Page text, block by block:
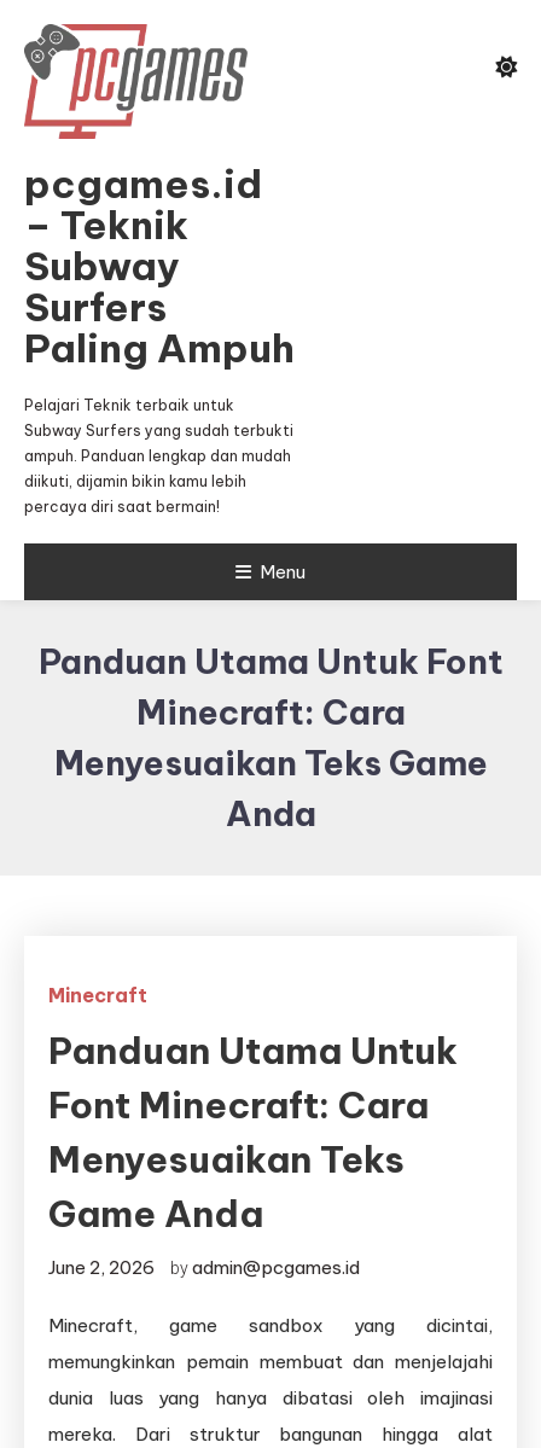
Content
pcgames.id
– Teknik
Subway
Surfers
Paling Ampuh
Pelajari Teknik terbaik untuk
Subway Surfers yang sudah terbukti
ampuh. Panduan lengkap dan mudah
diikuti, dijamin bikin kamu lebih
percaya diri saat bermain!
Menu
Panduan Utama Untuk Font
Minecraft: Cara
Menyesuaikan Teks Game
Anda
Minecraft
Panduan Utama Untuk
Font Minecraft: Cara
Menyesuaikan Teks
Game Anda
June 2, 2026 byadmin@pcgames.id
Minecraft, game sandbox yang dicintai,
memungkinkan pemain membuat dan menjelajahi
dunia luas yang hanya dibatasi oleh imajinasi
mereka. Dari struktur bangunan hingga alat